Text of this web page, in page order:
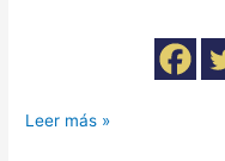
Leer más »